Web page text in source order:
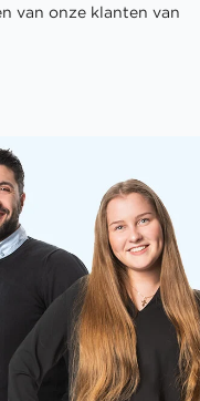
van onze klanten van